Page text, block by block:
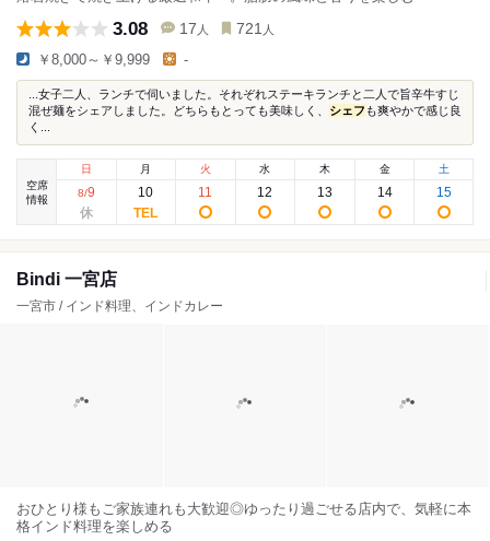
3.08 17 人 721 人
￥8,000～￥9,999 -
...女子二人、ランチで伺いました。それぞれステーキランチと二人で旨辛牛すじ
混ぜ麺をシェアしました。どちらもとっても美味しく、 シェフ も爽やかで感じ良
く...
空席
情報
日
8/9
月
10
火
11
水
12
木
13
金
14
土
15
Bindi 一宮店
一宮市 / インド料理、インドカレー
おひとり様もご家族連れも大歓迎◎ゆったり過ごせる店内で、気軽に本
格インド料理を楽しめる